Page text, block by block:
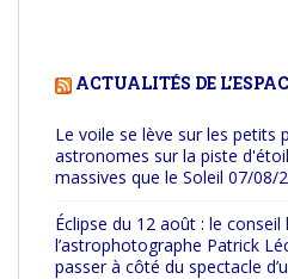
ACTUALITÉS DE
Le voile se lève sur les petits
astronomes sur la piste
massives que le Soleil 07/08/
Éclipse du 12 août : le
l’astrophotographe Patrick
passer à côté du spectacle